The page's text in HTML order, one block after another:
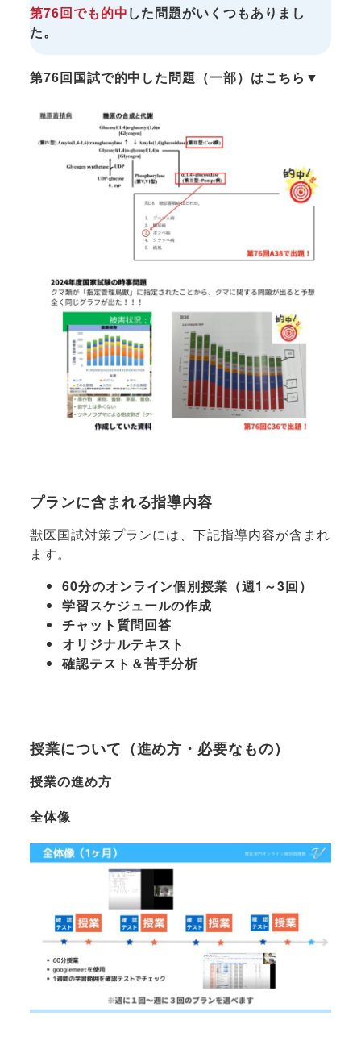
第76回でも的中した問題がいくつもありまし
た。
第76回国試で的中した問題（一部）はこちら▼
プランに含まれる指導内容
獣医国試対策プランには、下記指導内容が含まれ
ます。
60分のオンライン個別授業（週1～3回）
学習スケジュールの作成
チャット質問回答
オリジナルテキスト
確認テスト＆苦手分析
授業について（進め方・必要なもの）
授業の進め方
全体像